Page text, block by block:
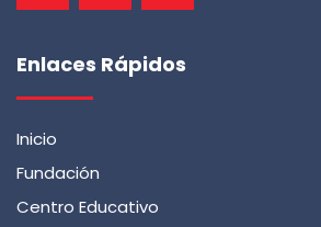
Enlaces Rápidos
Inicio
Fundación
Centro Educativo